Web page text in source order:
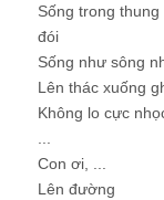
Sống trong
đói
Sống như sông
Lên thác xuống
Không lo cực
...
Con ơi, ...
Lên đường